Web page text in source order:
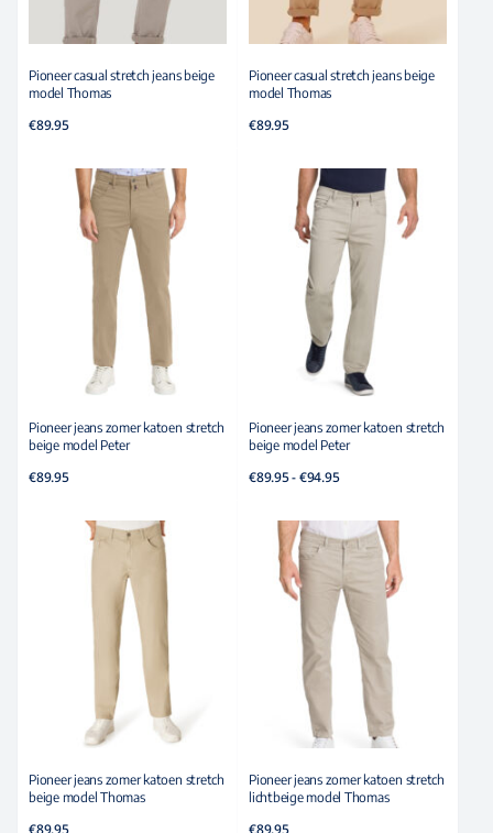
Pioneer casual stretch jeans beige
model Thomas
€89.95
Pioneer casual stretch jeans beige
model Thomas
€89.95
Pioneer jeans zomer katoen stretch
beige model Peter
€89.95
Pioneer jeans zomer katoen stretch
beige model Peter
€89.95-€94.95Prijsklasse:
€89.95
€94.95
Pioneer jeans zomer katoen stretch
beige model Thomas
€89.95
Pioneer jeans zomer katoen stretch
lichtbeige model Thomas
€89.95